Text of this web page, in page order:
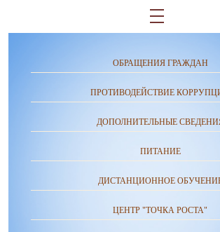
ОБРАЩЕНИЯ ГРАЖДАН
ПРОТИВОДЕЙСТВИЕ
ДОПОЛНИТЕЛЬНЫЕ
ПИТАНИЕ
ДИСТАНЦИОННОЕ
ЦЕНТР "ТОЧКА РОСТА"